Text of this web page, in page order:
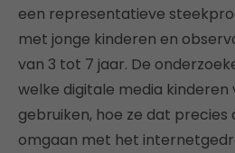
een representatieve
met jonge kinderen en
van 3 tot 7 jaar. De
welke digitale media kinderen
gebruiken, hoe ze dat precies
omgaan met het